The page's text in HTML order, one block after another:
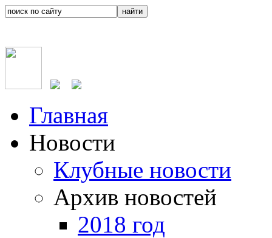
Главная
Новости
Клубные новости
Архив новостей
2018 год